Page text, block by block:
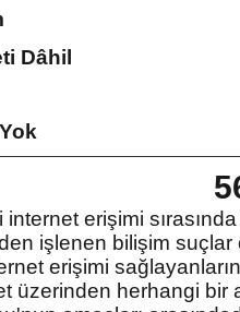
Dâhil
erişimi sırasında
işlenen bilişim suçlar
erişimi
üzerinden herhangi